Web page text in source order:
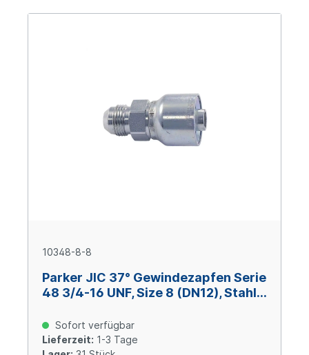
10348-8-8
Parker JIC 37° Gewindezapfen Serie
48 3/4-16 UNF, Size 8 (DN12), Stahl
Sofort verfügbar
Lieferzeit: 1-3 Tage